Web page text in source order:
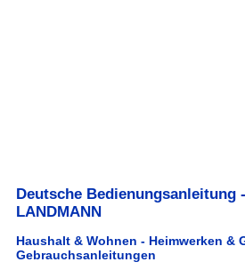
Deutsche Bedienungsanleitung
LANDMANN
Haushalt & Wohnen - Heimwerken &
Gebrauchsanleitungen